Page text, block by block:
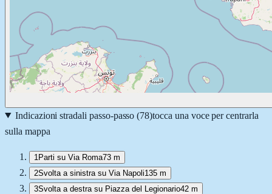
Indicazioni stradali passo-passo (78)tocca una voce per centrarla
sulla mappa
1 Parti su Via Roma73 m
2Svolta a sinistra su Via Napoli135 m
3Svolta a destra su Piazza del Legionario42 m